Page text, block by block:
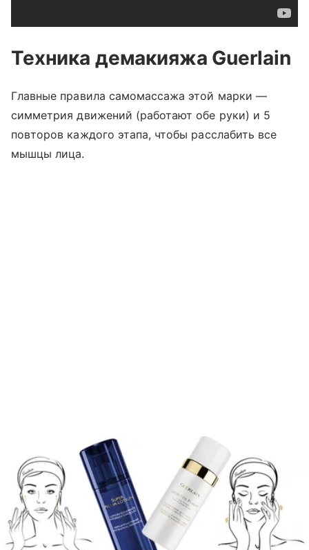
Техника демакияжа Guerlain
Главные правила самомассажа этой марки —
симметрия движений (работают обе руки) и 5
повторов каждого этапа, чтобы расслабить все
мышцы лица.